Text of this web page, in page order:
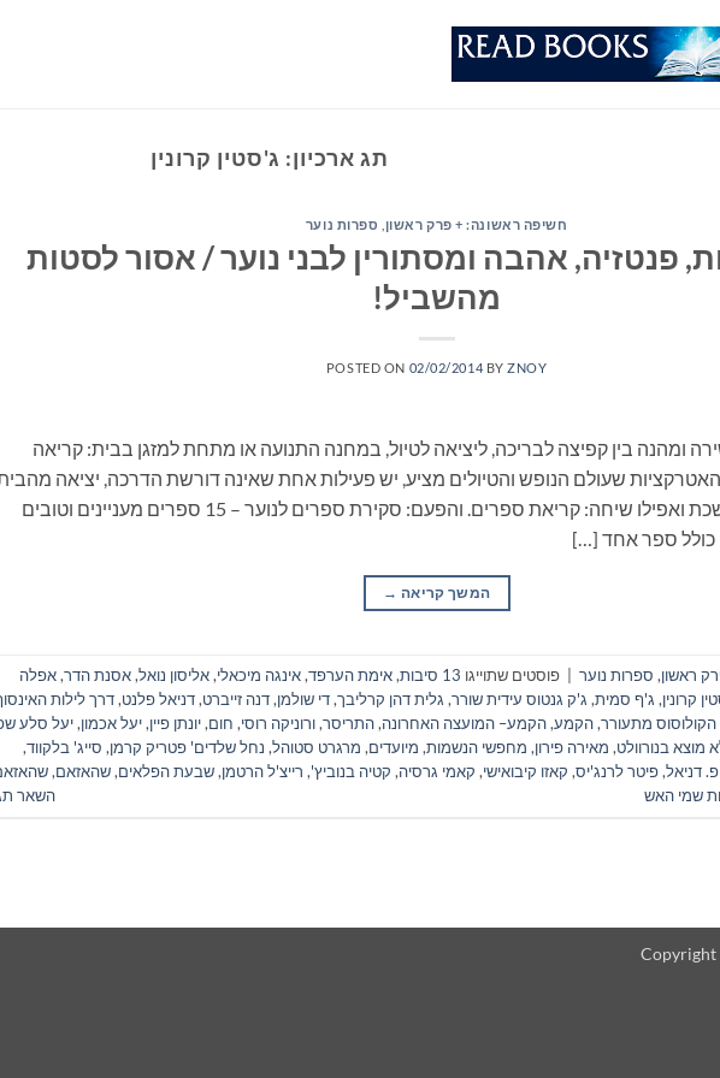
תג ארכיון: ג'סטין קרונין
חשיפה ראשונה: + פרק ראשון ספרות נוער
פנטזיה, אהבה ומסתורין לבני נוער / אסור לסטות
מהשביל!
POSTED ON 02/02/2014 BYZNOY
ומהנה בין קפיצה לבריכה, ליציאה לטיול, במחנה התנועה או מתחת למזגן בבית: קריאה
שעולם הנופש והטיולים מציע, יש פעילות אחת שאינה דורשת הדרכה, יציאה
ונסיעה, התארגנות ממושכת ואפילו שיחה: קריאת ספרים. והפעם: סקירת ספרים לנוער – 15 ספרים מעניינים וטובים
כולל ספר אחד […]
המשך קריאה →
ראשון, ספרות נוער פוסטים שתוייגו 13 סיבות ,אימת הערפד,אינגה מיכאלי,אליסון נואל,אסנת הדר,אפלה
קרונין, ג'ף סמית, ג'ק גנטוס עידית שורר, גלית דהן קרליבך,די שולמן,דנה זייברט,דניאל פלנט,דרך לילות
הקולוסוס מתעורר,הקמע,הקמע– המועצה האחרונה,התריסר,ורוניקה רוסי, חום,יונתן פיין,יעל אכמון,יעל סלע
מוצא בנורוולט, מאירה פירון, מחפשי הנשמות, מיועדים, מרגרט סטוהל, נחל שלדים' פטריק קרמן, סייג' בלקווד,
פ. דניאל,פיטר לרנג'יס, קאזו קיבואישי, קאמי גרסיה, קטיה בנוביץ', רייצ'ל הרטמן,שבעת הפלאים,שהאזאם,
שמי האש השאר